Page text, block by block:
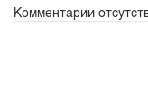
Комментарии